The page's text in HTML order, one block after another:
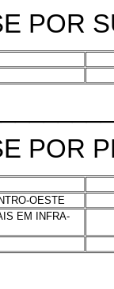
POR
POR
OESTE
EM INFRA-